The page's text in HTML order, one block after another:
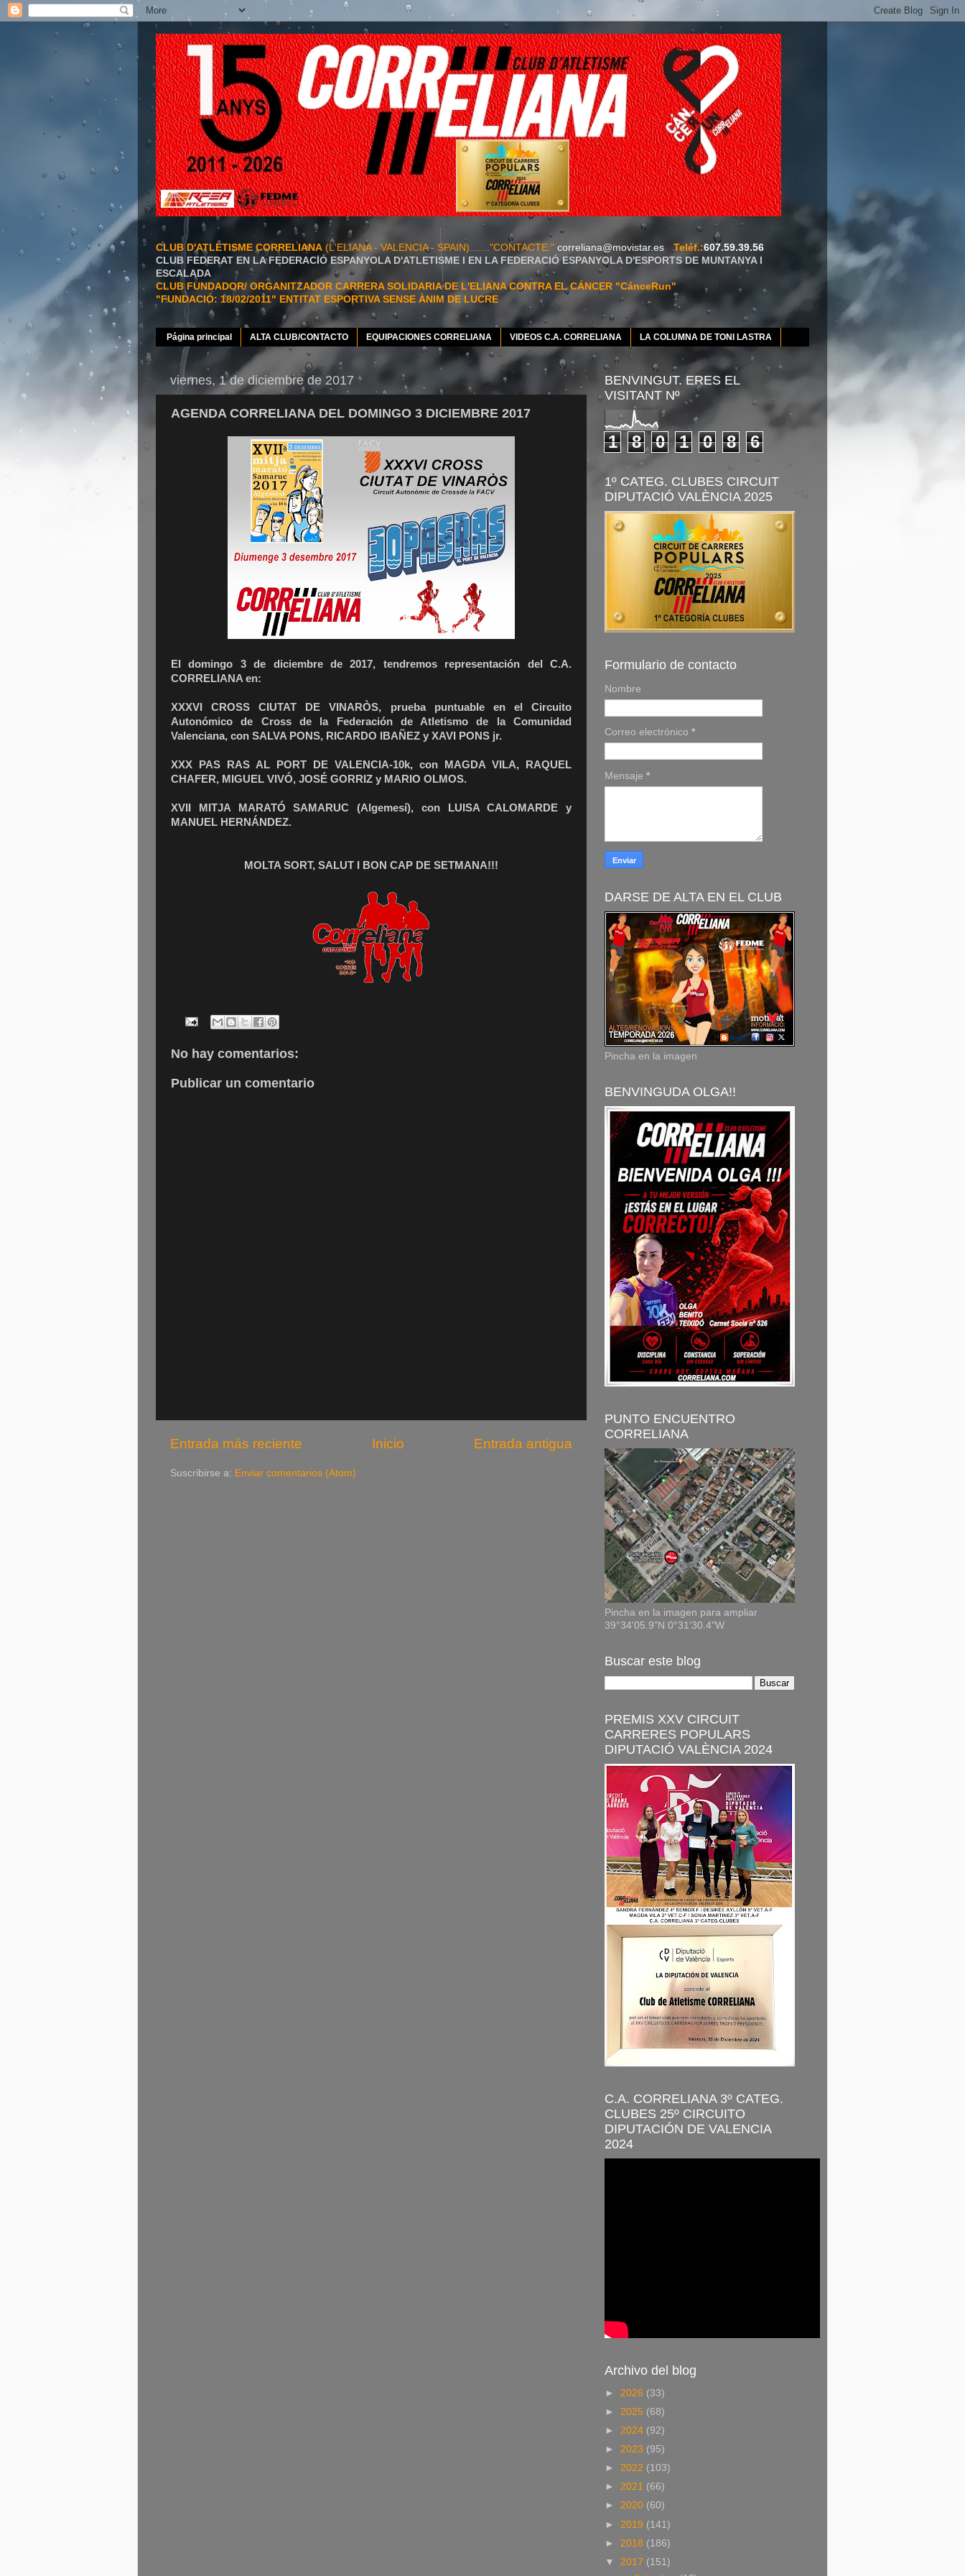
CLUB D'ATLETISME CORRELIANA (L'ELIANA - VALENCIA - SPAIN)......."CONTACTE:" correliana@movistar.es -Teléf.:607.59.39.56
CLUB FEDERAT EN LA FEDERACIÓ ESPANYOLA D'ATLETISME I EN LA FEDERACIÓ ESPANYOLA D'ESPORTS DE MUNTANYA I
ESCALADA
CLUB FUNDADOR/ ORGANITZADOR CARRERA SOLIDARIA DE L'ELIANA CONTRA EL CÁNCER "CánceRun"
"FUNDACIÓ: 18/02/2011" ENTITAT ESPORTIVA SENSE ÀNIM DE LUCRE
Página principal ALTA CLUB/CONTACTO EQUIPACIONES CORRELIANA VIDEOS C.A. CORRELIANA LA COLUMNA DE TONI LASTRA
viernes, 1 de diciembre de 2017
AGENDA CORRELIANA DEL DOMINGO 3 DICIEMBRE 2017
El domingo 3 de diciembre de 2017, tendremos representación del C.A.
CORRELIANA en:
XXXVI CROSS CIUTAT DE VINARÒS, prueba puntuable en el Circuito
Autonómico de Cross de la Federación de Atletismo de la Comunidad
Valenciana, con SALVA PONS, RICARDO IBAÑEZ y XAVI PONS jr.
XXX PAS RAS AL PORT DE VALENCIA-10k, con MAGDA VILA, RAQUEL
CHAFER, MIGUEL VIVÓ, JOSÉ GORRIZ y MARIO OLMOS.
XVII MITJA MARATÓ SAMARUC (Algemesí), con LUISA CALOMARDE y
MANUEL HERNÁNDEZ.
MOLTA SORT, SALUT I BON CAP DE SETMANA!!!
No hay comentarios:
Publicar un comentario
Entrada más reciente Entrada antigua
Inicio
Suscribirse a: Enviar comentarios (Atom)
BENVINGUT. ERES EL
VISITANT Nº
1 8 0 1 0 8 6
1º CATEG. CLUBES CIRCUIT
DIPUTACIÓ VALÈNCIA 2025
Formulario de contacto
Nombre
Correo electrónico *
Mensaje *
DARSE DE ALTA EN EL CLUB
Pincha en la imagen
BENVINGUDA OLGA!!
PUNTO ENCUENTRO
CORRELIANA
Pincha en la imagen para ampliar
39°34'05.9"N 0°31'30.4"W
Buscar este blog
PREMIS XXV CIRCUIT
CARRERES POPULARS
DIPUTACIÓ VALÈNCIA 2024
C.A. CORRELIANA 3º CATEG.
CLUBES 25º CIRCUITO
DIPUTACIÓN DE VALENCIA
2024
Archivo del blog
► 2026 (33)
► 2025 (68)
► 2024 (92)
► 2023 (95)
► 2022 (103)
► 2021 (66)
► 2020 (60)
► 2019 (141)
► 2018 (186)
▼ 2017 (151)